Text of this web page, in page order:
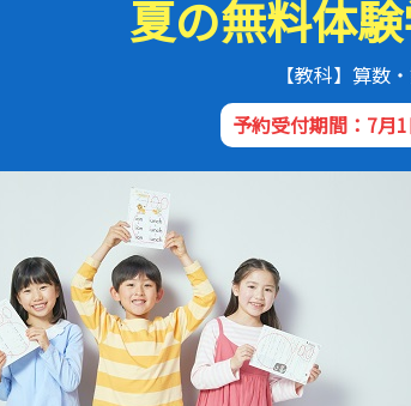
夏の無料体
【教科】算数
予約受付期間：7月